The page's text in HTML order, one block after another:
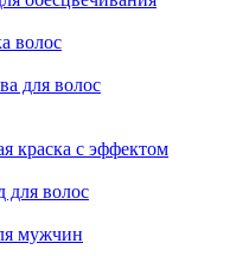
волос
для волос
краска с эффектом
для волос
мужчин